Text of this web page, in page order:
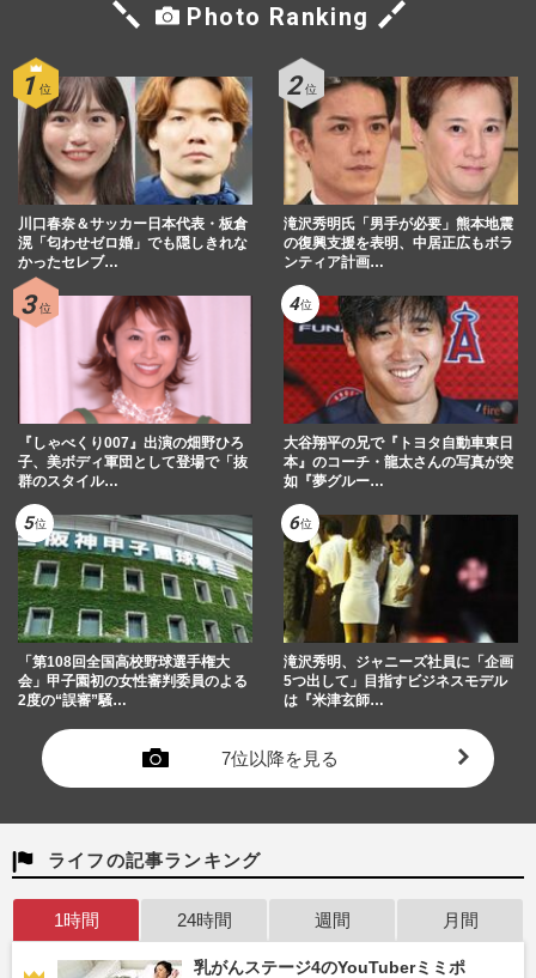
Photo Ranking
川口春奈＆サッカー日本代表・板倉
滉「匂わせゼロ婚」でも隠しきれな
かったセレブ…
滝沢秀明氏「男手が必要」熊本地震
の復興支援を表明、中居正広もボラ
ンティア計画…
『しゃべくり007』出演の畑野ひろ
子、美ボディ軍団として登場で「抜
群のスタイル…
大谷翔平の兄で『トヨタ自動車東日
本』のコーチ・龍太さんの写真が突
如『夢グルー…
「第108回全国高校野球選手権大
会」甲子園初の女性審判委員のよる
2度の“誤審”騒…
滝沢秀明、ジャニーズ社員に「企画
5つ出して」目指すビジネスモデル
は『米津玄師…
7位以降を見る
ライフの記事ランキング
1時間 24時間 週間 月間
乳がんステージ4のYouTuberミミポ